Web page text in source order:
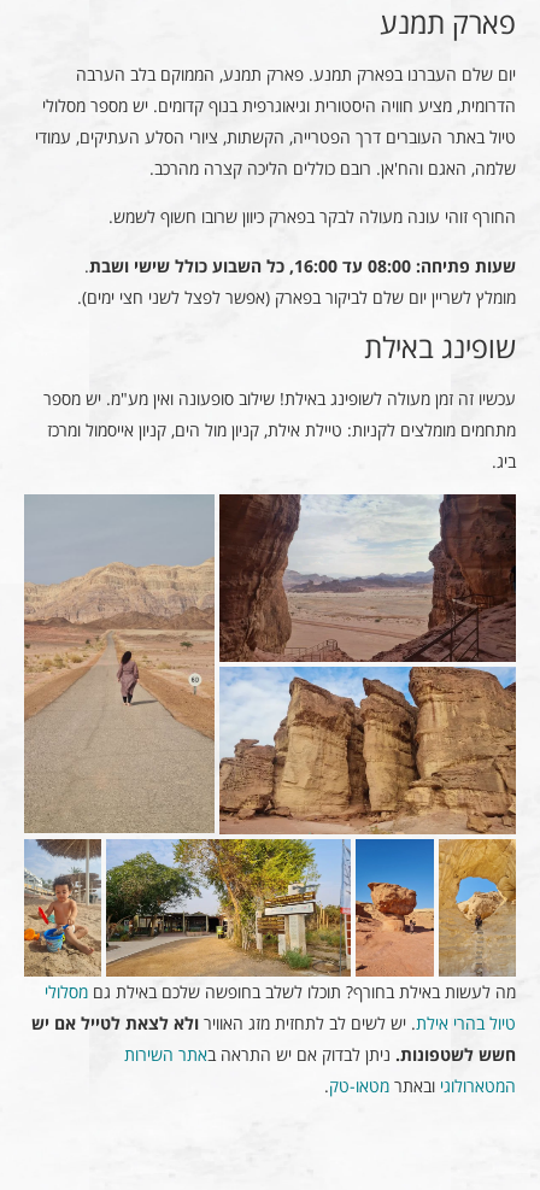
פארק תמנע
יום שלם העברנו בפארק תמנע. פארק תמנע, הממוקם בלב הערבה
הדרומית, מציע חוויה היסטורית וגיאוגרפית בנוף קדומים. יש מספר מסלולי
טיול באתר העוברים דרך הפטרייה, הקשתות, ציורי הסלע העתיקים, עמודי
שלמה, האגם והח'אן. רובם כוללים הליכה קצרה מהרכב.
החורף זוהי עונה מעולה לבקר בפארק כיוון שרובו חשוף לשמש.
שעות פתיחה: 08:00 עד 16:00, כל השבוע כולל שישי ושבת
.
מומלץ לשריין יום שלם לביקור בפארק (אפשר לפצל לשני חצי ימים).
שופינג באילת
עכשיו זה זמן מעולה לשופינג באילת! שילוב סופעונה ואין מע"מ. יש מספר
מתחמים מומלצים לקניות: טיילת אילת, קניון מול הים, קניון אייסמול ומרכז
ביג.
מה לעשות באילת בחורף? תוכלו לשלב בחופשה שלכם באילת גם מסלולי
טיול בהרי אילת. יש לשים לב לתחזית מזג האוויר ולא לצאת לטייל אם יש
חשש לשטפונות. ניתן לבדוק אם יש התראה באתר השירות
המטארולוגי ובאתר מטאו-טק.